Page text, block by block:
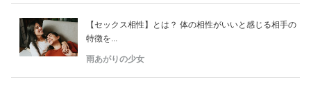
【セックス相性】とは？ 体の相性がいいと感じる相手の
特徴を...
雨あがりの少女